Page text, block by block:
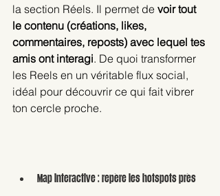
la section Réels. Il permet de voir tout
le contenu (créations, likes,
commentaires, reposts) avec lequel tes
amis ont interagi. De quoi transformer
les Reels en un véritable flux social,
idéal pour découvrir ce qui fait vibrer
ton cercle proche.
Map interactive : repère les hotspots près